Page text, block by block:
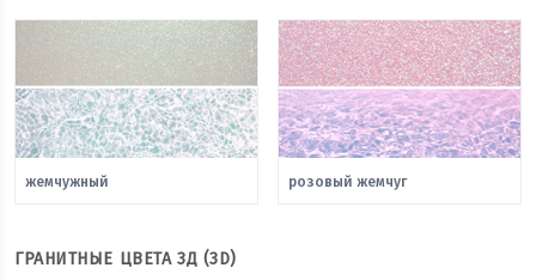
жемчужный розовый жемчуг
ГРАНИТНЫЕ ЦВЕТА 3Д (3D)